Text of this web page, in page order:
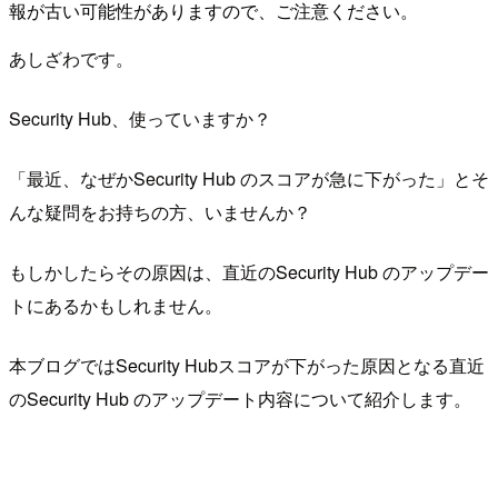
報が古い可能性がありますので、ご注意ください。
あしざわです。
Security Hub、使っていますか？
「最近、なぜかSecurity Hub のスコアが急に下がった」とそ
んな疑問をお持ちの方、いませんか？
もしかしたらその原因は、直近のSecurity Hub のアップデー
トにあるかもしれません。
本ブログではSecurity Hubスコアが下がった原因となる直近
のSecurity Hub のアップデート内容について紹介します。